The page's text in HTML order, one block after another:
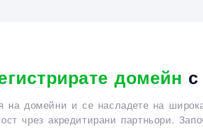
домейн
на домейни и се насладете на
чрез акредитирани партньори.